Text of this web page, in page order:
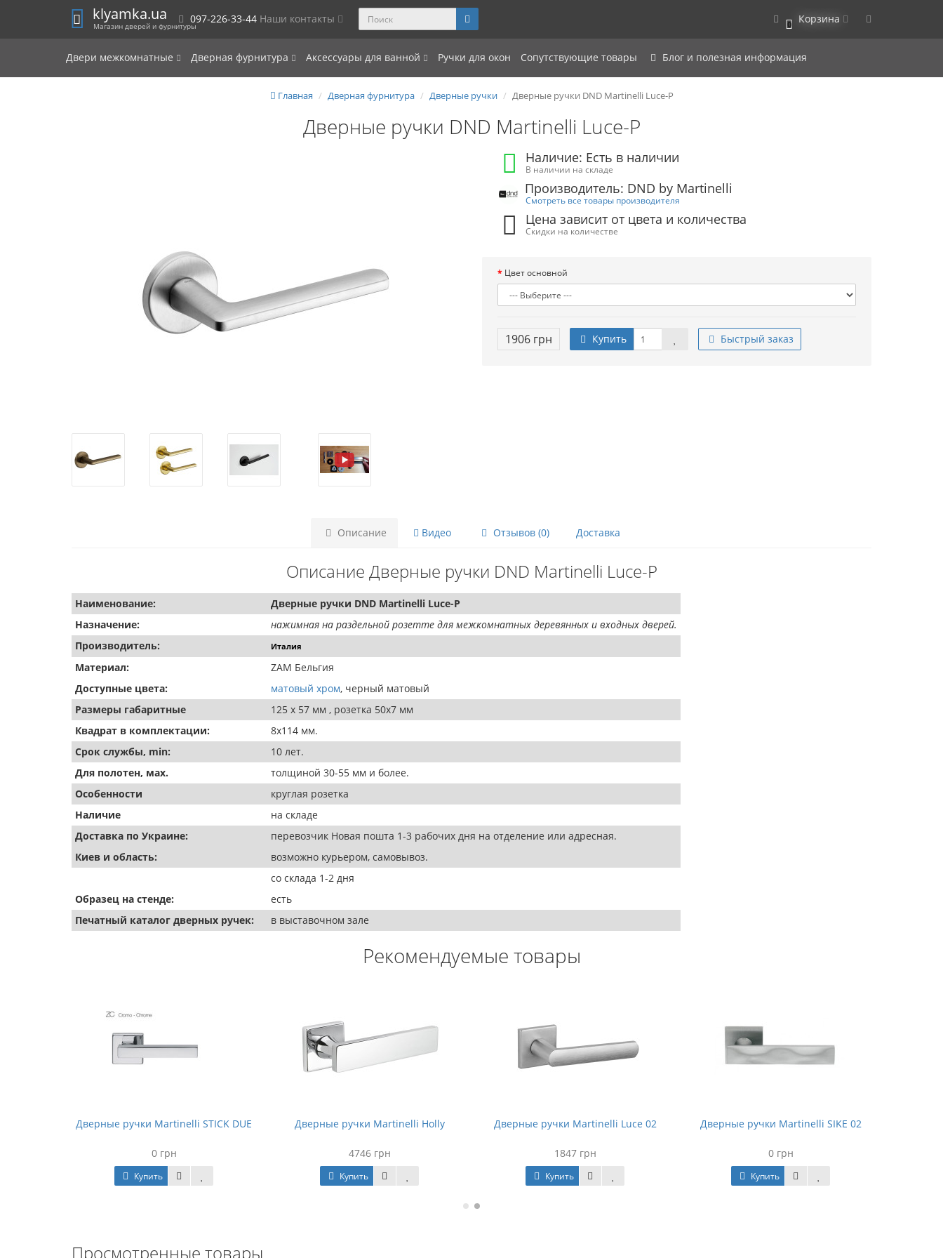
klyamka.ua
Магазин дверей и фурнитуры
097-226-33-44 Наши контакты 0 Корзина
Двери межкомнатные Дверная фурнитура Аксессуары для ванной Ручки для окон Сопутствующие товары Блог и полезная информация
Главная Дверная фурнитура Дверные ручки Дверные ручки DND Martinelli Luce-P
Дверные ручки DND Martinelli Luce-P
Наличие: Есть в наличии
В наличии на складе
Производитель: DND by Martinelli
Смотреть все товары производителя
Цена зависит от цвета и количества
Скидки на количестве
Цвет основной
1906 грн Купить Быстрый заказ
Описание Видео Отзывов (0) Доставка
Описание Дверные ручки DND Martinelli Luce-P
Наименование:
Дверные ручки DND Martinelli Luce-P
Назначение:
нажимная на раздельной розетте для межкомнатных деревянных и входных дверей.
Производитель:
Италия
Материал:
ZAM Бельгия
Доступные цвета:
матовый хром, черный матовый
Размеры габаритные
125 х 57 мм , розетка 50х7 мм
Квадрат в комплектации:
8х114 мм.
Срок службы, min:
10 лет.
Для полотен, мах.
толщиной 30-55 мм и более.
Особенности
круглая розетка
Наличие
на складе
Доставка по Украине:
перевозчик Новая пошта 1-3 рабочих дня на отделение или адресная.
Киев и область:
возможно курьером, самовывоз.
со склада 1-2 дня
Образец на стенде:
есть
Печатный каталог дверных ручек:
в выставочном зале
Рекомендуемые товары
Дверные ручки Martinelli STICK DUE
0 грн
Купить
Дверные ручки Martinelli Holly
4746 грн
Купить
Дверные ручки Martinelli Luce 02
1847 грн
Купить
Дверные ручки Martinelli SIKE 02
0 грн
Купить
Просмотренные товары